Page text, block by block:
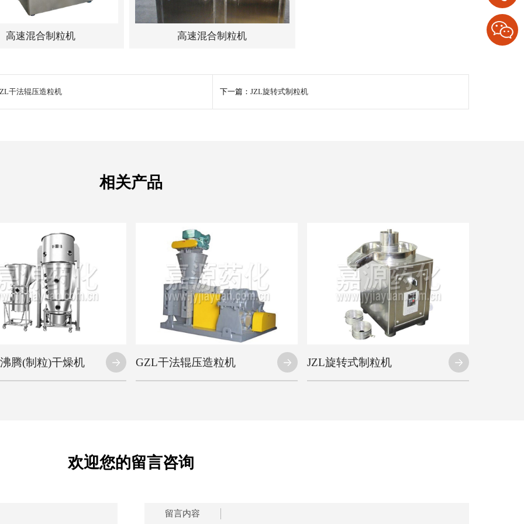
高速混合制粒机 高速混合制粒机
干法辊压造粒机 下一篇： JZL旋转式制粒机
相关产品
腾(制粒)干燥机 GZL干法辊压造粒机 JZL旋转式制粒机
欢迎您的留言咨询
留言内容